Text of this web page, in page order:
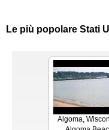
Le più popolare Stati
Algoma,